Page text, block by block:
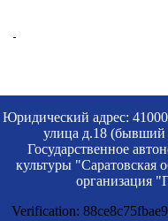
Юридический адрес:
улица д.18
Государственное
культуры "Саратовская
организация
Verification: